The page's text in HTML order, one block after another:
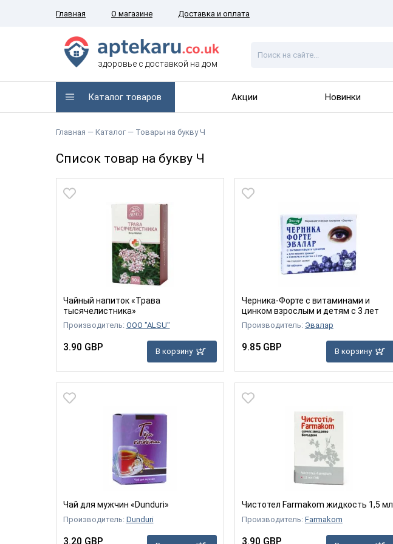
Главная О магазине Доставка и оплата
здоровье с доставкой на дом
Каталог товаров Акции Новинки
Главная — Каталог — Товары на букву Ч
Список товар на букву Ч
Чайный напиток «Трава
тысячелистника»
Производитель: OOO "ALSU"
3.90 GBP В корзину
Черника-Форте с витаминами и
цинком взрослым и детям с 3 лет
Производитель: Эвалар
9.85 GBP В корзину
Чай для мужчин «Dunduri»
Производитель: Dunduri
3.20 GBP
Чистотел Farmakom жидкость 1,5 мл
Производитель: Farmakom
3.90 GBP